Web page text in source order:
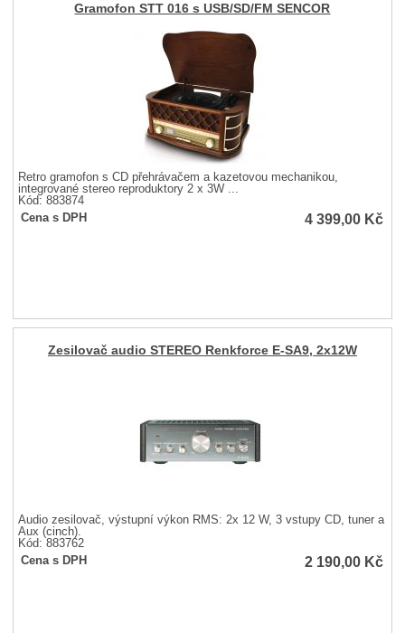
Gramofon STT 016 s USB/SD/FM SENCOR
Retro gramofon s CD přehrávačem a kazetovou mechanikou,
integrované stereo reproduktory 2 x 3W ...
Kód: 883874
Cena s DPH
4 399,00 Kč
Zesilovač audio STEREO Renkforce E-SA9, 2x12W
Audio zesilovač, výstupní výkon RMS: 2x 12 W, 3 vstupy CD, tuner a
Aux (cinch).
Kód: 883762
Cena s DPH
2 190,00 Kč